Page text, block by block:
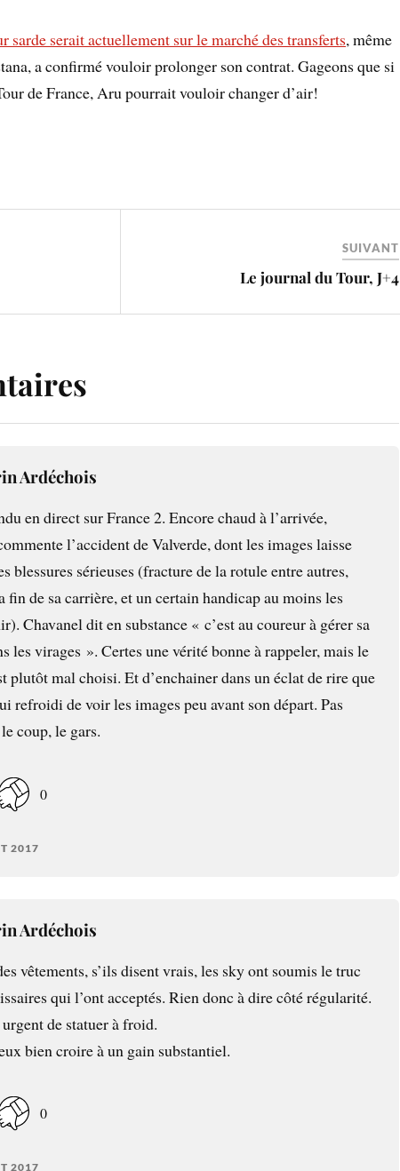
sarde serait actuellement sur le marché des transferts, même
a confirmé vouloir prolonger son contrat. Gageons que si
de France, Aru pourrait vouloir changer d’air!
SUIVANT
Le journal du Tour, J+4
Ardéchois
en direct sur France 2. Encore chaud à l’arrivée,
l’accident de Valverde, dont les images laisse
blessures sérieuses (fracture de la rotule entre autres,
fin de sa carrière, et un certain handicap au moins les
Chavanel dit en substance « c’est au coureur à gérer sa
les virages ». Certes une vérité bonne à rappeler, mais le
plutôt mal choisi. Et d’enchainer dans un éclat de rire que
refroidi de voir les images peu avant son départ. Pas
coup, le gars.
0
2017
Ardéchois
vêtements, s’ils disent vrais, les sky ont soumis le truc
qui l’ont acceptés. Rien donc à dire côté régularité.
de statuer à froid.
bien croire à un gain substantiel.
0
2017